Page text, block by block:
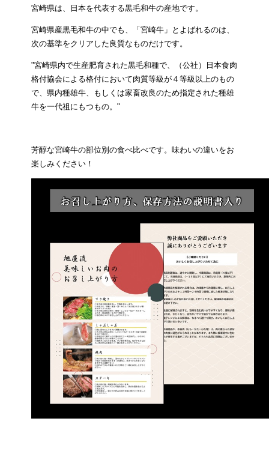
宮崎県は、日本を代表する黒毛和牛の産地です。
宮崎県産黒毛和牛の中でも、「宮崎牛」とよばれるのは、
次の基準をクリアした良質なものだけです。
"宮崎県内で生産肥育された黒毛和種で、（公社）日本食肉
格付協会による格付において肉質等級が４等級以上のもの
で、県内種雄牛、もしくは家畜改良のため指定された種雄
牛を一代祖にもつもの。"
芳醇な宮崎牛の部位別の食べ比べです。味わいの違いをお
楽しみください！